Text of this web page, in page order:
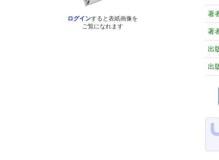
ログインすると表紙画像を
ご覧になれます
著
著
出
出